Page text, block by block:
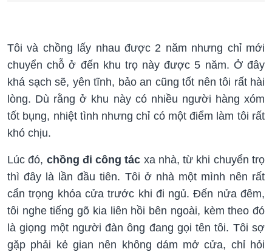
Tôi và chồng lấy nhau được 2 năm nhưng chỉ mới
chuyển chỗ ở đến khu trọ này được 5 năm. Ở đây
khá sạch sẽ, yên tĩnh, bảo an cũng tốt nên tôi rất hài
lòng. Dù rằng ở khu này có nhiều người hàng xóm
tốt bụng, nhiệt tình nhưng chỉ có một điểm làm tôi rất
khó chịu.
Lúc đó, chồng đi công tác xa nhà, từ khi chuyển trọ
thì đây là lần đầu tiên. Tôi ở nhà một mình nên rất
cẩn trọng khóa cửa trước khi đi ngủ. Đến nửa đêm,
tôi nghe tiếng gõ kia liên hồi bên ngoài, kèm theo đó
là giọng một người đàn ông đang gọi tên tôi. Tôi sợ
gặp phải kẻ gian nên không dám mở cửa, chỉ hỏi